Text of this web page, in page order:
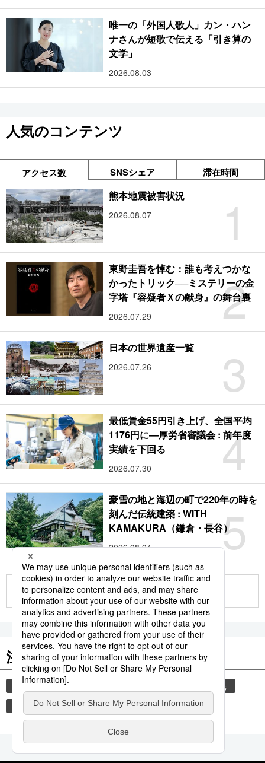
唯一の「外国人歌人」カン・ハン
ナさんが短歌で伝える「引き算の
文学」
2026.08.03
人気のコンテンツ
アクセス数 SNSシェア 滞在時間
1
熊本地震被害状況
2026.08.07
2
東野圭吾を悼む：誰も考えつかな
かったトリック──ミステリーの金
字塔『容疑者Ｘの献身』の舞台裏
2026.07.29
3
日本の世界遺産一覧
2026.07.26
4
最低賃金55円引き上げ、全国平均
1176円に―厚労省審議会 : 前年度
実績を下回る
2026.07.30
5
豪雪の地と海辺の町で220年の時を
刻んだ伝統建築 : WITH
KAMAKURA（鎌倉・長谷）
2026.08.04
もっと見る
注目のキーワード
共同通信ニュース
観光
気象庁
津波 地震 旅 熊本